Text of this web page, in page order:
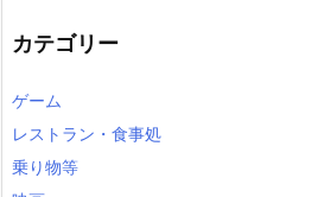
カテゴリー
ゲーム
レストラン・食事処
乗り物等